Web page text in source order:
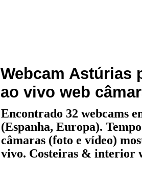
Webcam Astúrias
ao vivo web
Encontrado 32 webcams
(Espanha, Europa).
câmaras (foto e vídeo)
vivo. Costeiras & interior